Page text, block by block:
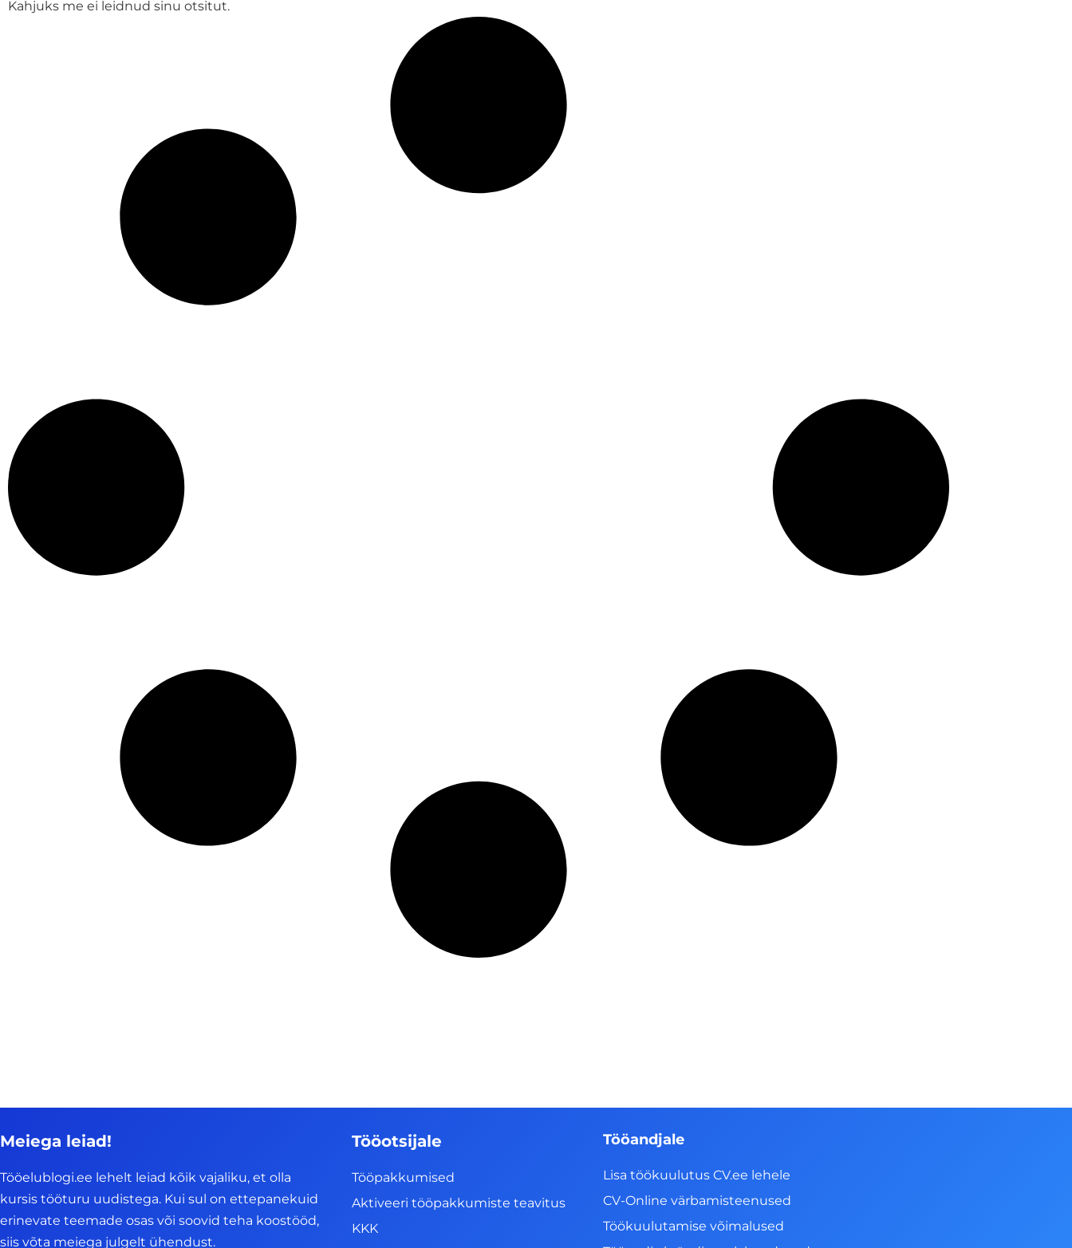
Kahjuks me ei leidnud sinu otsitut.
Meiega leiad!
Tööelublogi.ee lehelt leiad kõik vajaliku, et olla
kursis tööturu uudistega. Kui sul on ettepanekuid
erinevate teemade osas või soovid teha koostööd,
siis võta meiega julgelt ühendust.
Tööotsijale
Tööpakkumised
Aktiveeri tööpakkumiste teavitus
KKK
Tööandjale
Lisa töökuulutus CV.ee lehele
CV-Online värbamisteenused
Töökuulutamise võimalused